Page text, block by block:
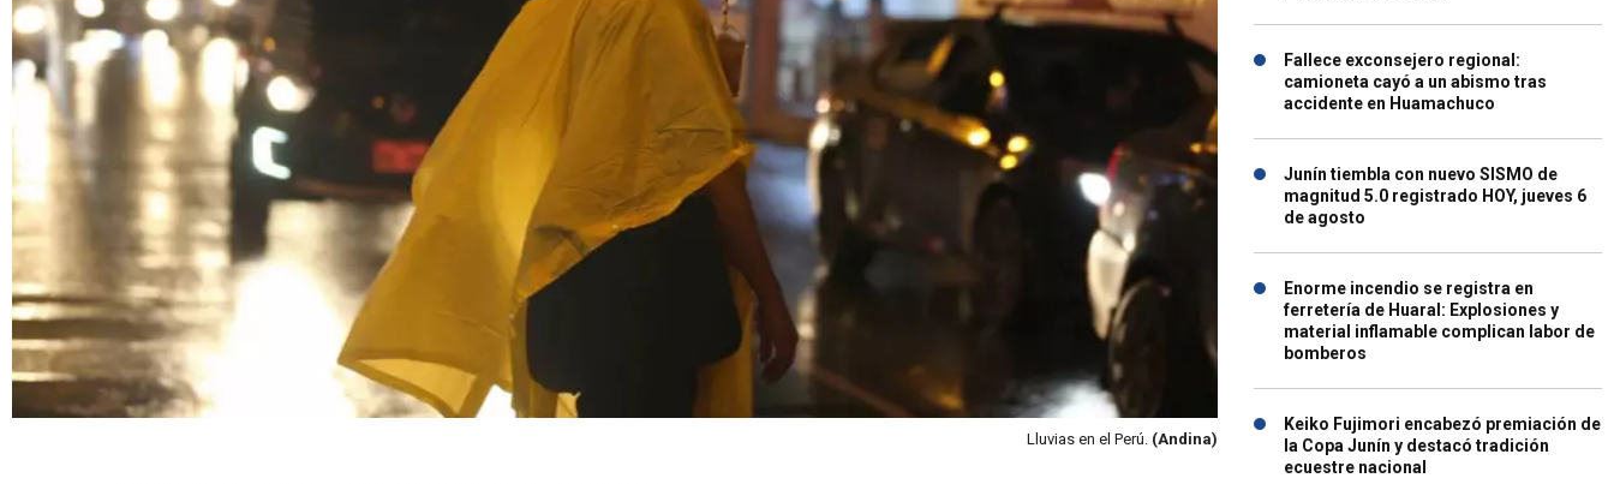
Lluvias en el Perú. (Andina)
Fallece exconsejero regional:
camioneta cayó a un abismo tras
accidente en Huamachuco
Junín tiembla con nuevo SISMO de
magnitud 5.0 registrado HOY, jueves 6
de agosto
Enorme incendio se registra en
ferretería de Huaral: Explosiones y
material inflamable complican labor de
bomberos
Keiko Fujimori encabezó premiación de
la Copa Junín y destacó tradición
ecuestre nacional